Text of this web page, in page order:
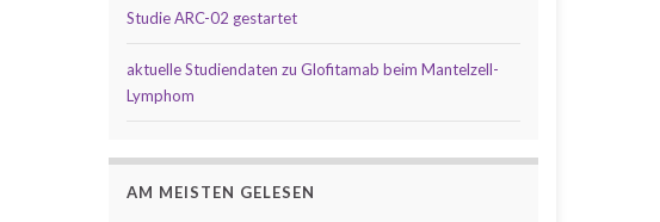
Studie ARC-02 gestartet
aktuelle Studiendaten zu Glofitamab beim Mantelzell-
Lymphom
AM MEISTEN GELESEN